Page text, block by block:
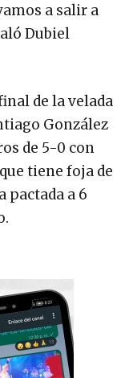
a salir a
Dubiel
de la velada
González
de 5-0 con
tiene foja de
pactada a 6